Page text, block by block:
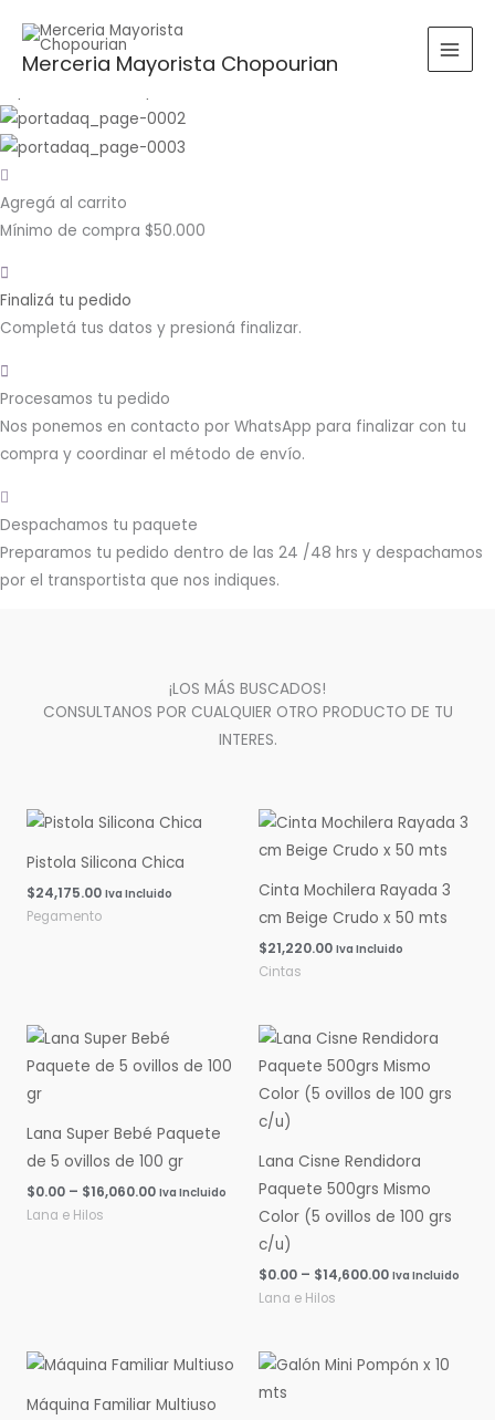
contenido
Merceria Mayorista Chopourian
por:
Agregá al carrito
Mínimo de compra $50.000
Finalizá tu pedido
Completá tus datos y presioná finalizar.
Procesamos tu pedido
Nos ponemos en contacto por WhatsApp para finalizar con tu
compra y coordinar el método de envío.
Despachamos tu paquete
Preparamos tu pedido dentro de las 24 /48 hrs y despachamos
por el transportista que nos indiques.
¡LOS MÁS BUSCADOS!
CONSULTANOS POR CUALQUIER OTRO PRODUCTO DE TU
INTERES.
Pistola Silicona Chica
$24,175.00 Iva Incluido
Pegamento
Cinta Mochilera Rayada 3
cm Beige Crudo x 50 mts
$21,220.00 Iva Incluido
Cintas
Lana Super Bebé Paquete
de 5 ovillos de 100 gr
$0.00 – $16,060.00
Rango
de
precios:
$16,060.00
Iva Incluido
Lana e Hilos
Lana Cisne Rendidora
Paquete 500grs Mismo
Color (5 ovillos de 100 grs
c/u)
$0.00 – $14,600.00
Rango
de
precios:
desde
$0.00
Iva Incluido
Lana e Hilos
Máquina Familiar Multiuso